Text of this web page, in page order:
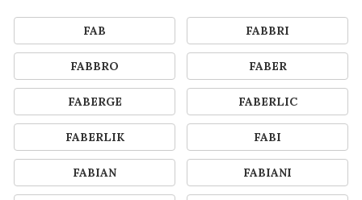
FAB FABBRI
FABBRO FABER
FABERGE FABERLIC
FABERLIK FABI
FABIAN FABIANI